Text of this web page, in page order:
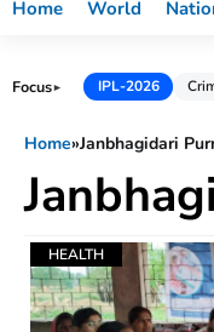
Home World
Focus► IPL-2026
Home»Janbhagidari
HEALTH